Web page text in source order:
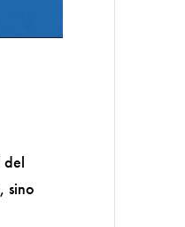
del
sino